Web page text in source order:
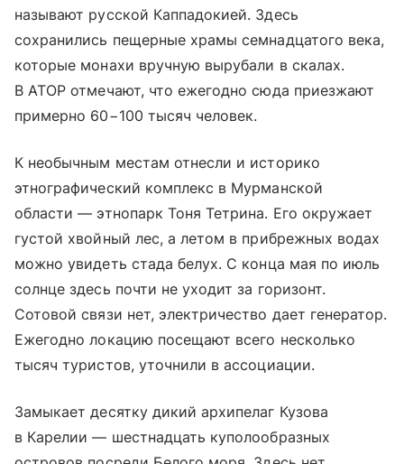
называют русской Каппадокией. Здесь
сохранились пещерные храмы семнадцатого века,
которые монахи вручную вырубали в скалах.
В АТОР отмечают, что ежегодно сюда приезжают
примерно 60−100 тысяч человек.
К необычным местам отнесли и историко
этнографический комплекс в Мурманской
области — этнопарк Тоня Тетрина. Его окружает
густой хвойный лес, а летом в прибрежных водах
можно увидеть стада белух. С конца мая по июль
солнце здесь почти не уходит за горизонт.
Сотовой связи нет, электричество дает генератор.
Ежегодно локацию посещают всего несколько
тысяч туристов, уточнили в ассоциации.
Замыкает десятку дикий архипелаг Кузова
в Карелии — шестнадцать куполообразных